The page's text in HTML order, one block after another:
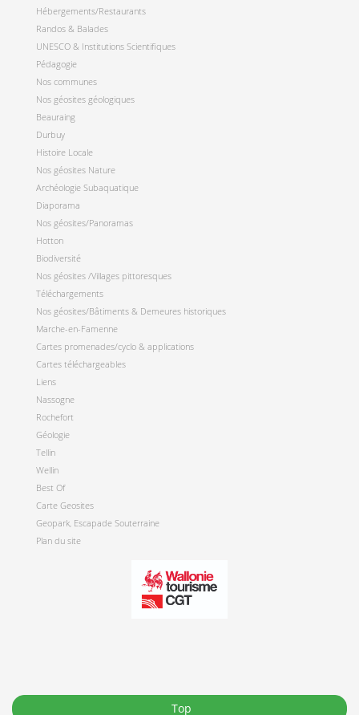
Hébergements/Restaurants
Randos & Balades
UNESCO & Institutions Scientifiques
Pédagogie
Nos communes
Nos géosites géologiques
Beauraing
Durbuy
Histoire Locale
Nos géosites Nature
Archéologie Subaquatique
Diaporama
Nos géosites/Panoramas
Hotton
Biodiversité
Nos géosites /Villages pittoresques
Téléchargements
Nos géosites/Bâtiments & Demeures historiques
Marche-en-Famenne
Cartes promenades/cyclo & applications
Cartes téléchargeables
Liens
Nassogne
Rochefort
Géologie
Tellin
Wellin
Best Of
Carte Geosites
Geopark, Escapade Souterraine
Plan du site
Top